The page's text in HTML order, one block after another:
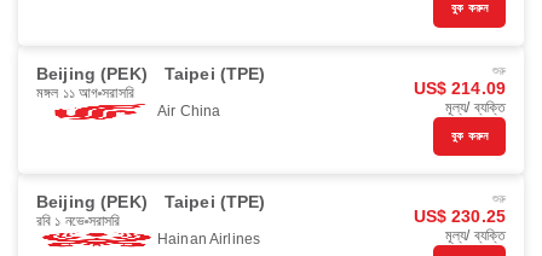
বুক করুন
Beijing (PEK) Taipei (TPE)
মঙ্গল ১১ আগ সরাসরি
Air China
শুরু
US$ 214.09
মূল্য/ ব্যক্তি
বুক করুন
Beijing (PEK) Taipei (TPE)
রবি ১ নভে সরাসরি
Hainan Airlines
শুরু
US$ 230.25
মূল্য/ ব্যক্তি